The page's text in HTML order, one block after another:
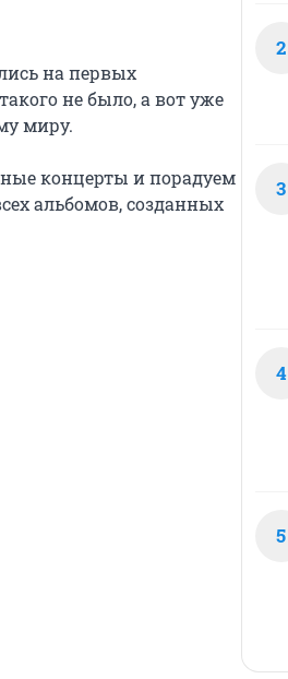
на первых
не было, а вот уже
миру.
концерты и порадуем
альбомов, созданных
2
3
4
5